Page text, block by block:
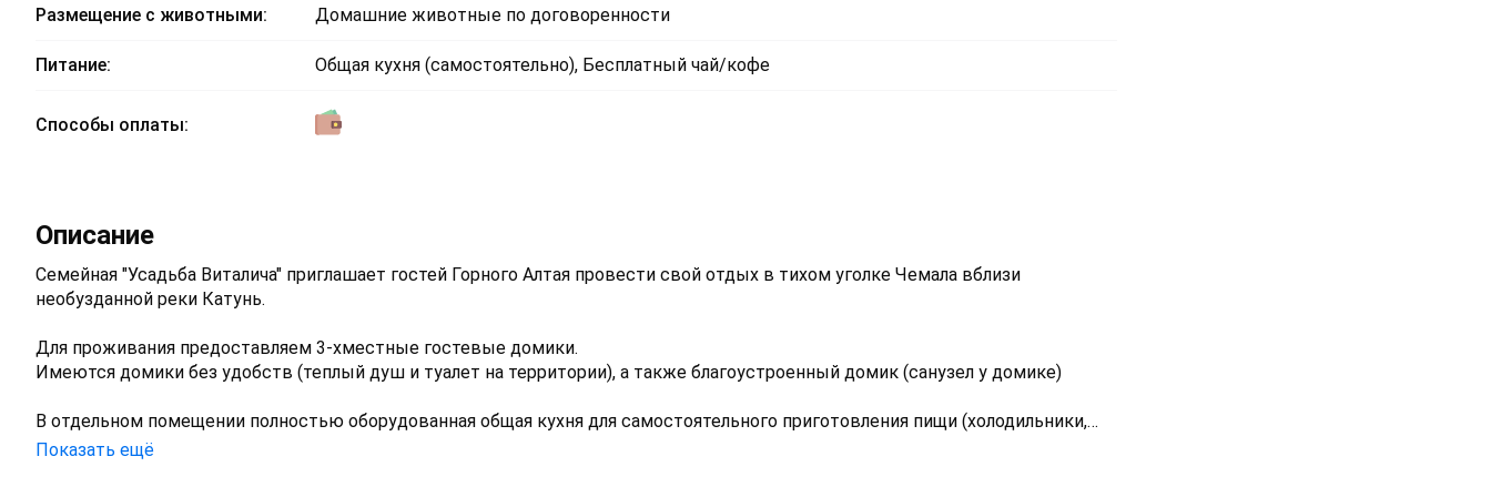
Размещение с животными: Домашние животные по договоренности
Питание: Общая кухня (самостоятельно), Бесплатный чай/кофе
Способы оплаты:
Описание
Семейная "Усадьба Виталича" приглашает гостей Горного Алтая провести свой отдых в тихом уголке Чемала вблизи
необузданной реки Катунь.
Для проживания предоставляем 3-хместные гостевые домики.
Имеются домики без удобств (теплый душ и туалет на территории), а также благоустроенный домик (санузел у домике)
В отдельном помещении полностью оборудованная общая кухня для самостоятельного приготовления пищи (холодильники,
электропечь, чайник, посуда, столовые принадлежности, микроволновая печь).
Показать ещё